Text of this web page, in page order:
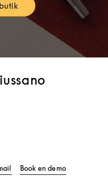
Opens in New Tab
TabBook en demo